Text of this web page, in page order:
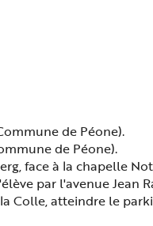
de Péone).
de Péone).
face à la chapelle
par l'avenue Jean
Colle, atteindre le